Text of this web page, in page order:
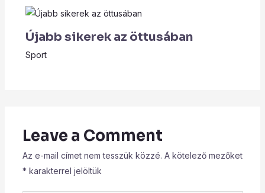
Újabb sikerek az öttusában
Sport
Leave a Comment
Az e-mail címet nem tesszük közzé. A kötelező mezőket
* karakterrel jelöltük